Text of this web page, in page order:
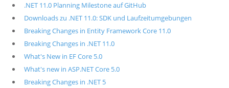
.NET 11.0 Planning Milestone auf GitHub
Downloads zu .NET 11.0: SDK und Laufzeitumgebungen
Breaking Changes in Entity Framework Core 11.0
Breaking Changes in .NET 11.0
What's New in EF Core 5.0
What's new in ASP.NET Core 5.0
Breaking Changes in .NET 5